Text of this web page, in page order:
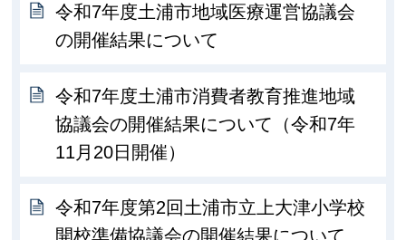
令和7年度土浦市地域医療運営協議会
の開催結果について
令和7年度土浦市消費者教育推進地域
協議会の開催結果について（令和7年
11月20日開催）
令和7年度第2回土浦市立上大津小学校
開校準備協議会の開催結果について